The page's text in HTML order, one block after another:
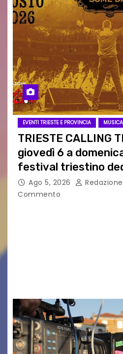
EVENTI TRIESTE E PROVINCIA MUSICA
TRIESTE CALLING
giovedì 6 a
festival triestino
Springsteen
Ago 5, 2026 Redazione
Commento